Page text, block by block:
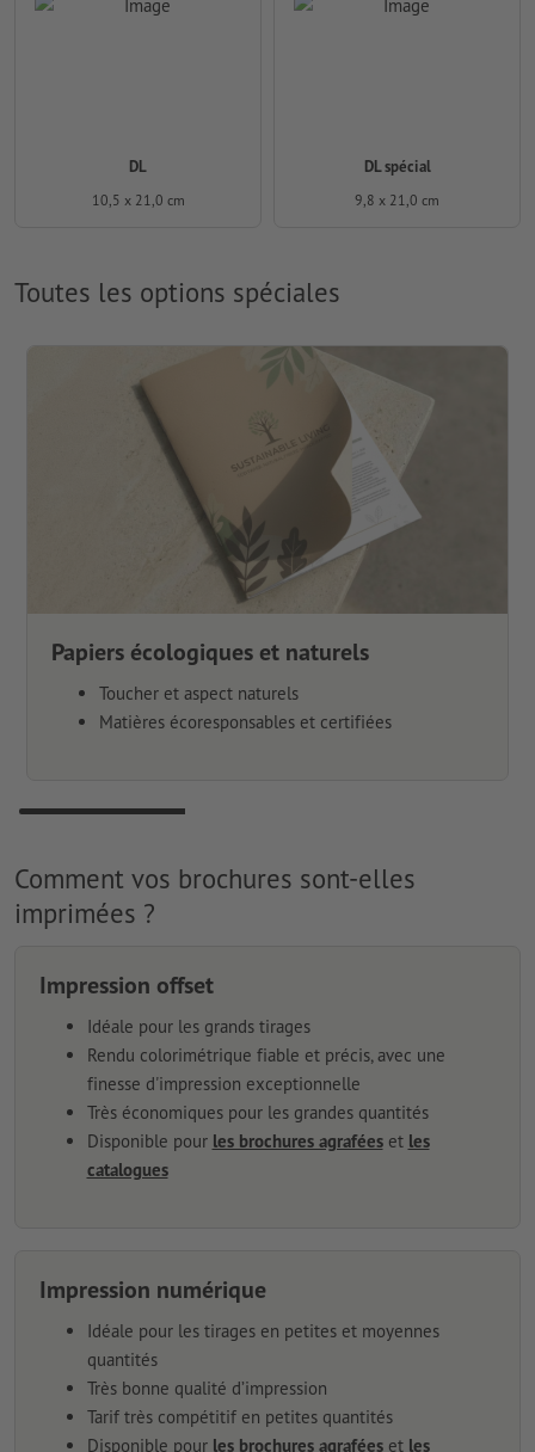
DL
10,5 x 21,0 cm
DL spécial
9,8 x 21,0 cm
Toutes les options spéciales
Papiers écologiques et naturels
Toucher et aspect naturels
Matières écoresponsables et certifiées
Comment vos brochures sont-elles
imprimées ?
Impression offset
Idéale pour les grands tirages
Rendu colorimétrique fiable et précis, avec une
finesse d'impression exceptionnelle
Très économiques pour les grandes quantités
Disponible pour les brochures agraféeset les
catalogues
Impression numérique
Idéale pour les tirages en petites et moyennes
quantités
Très bonne qualité d’impression
Tarif très compétitif en petites quantités
Disponible pour les brochures agraféeset les